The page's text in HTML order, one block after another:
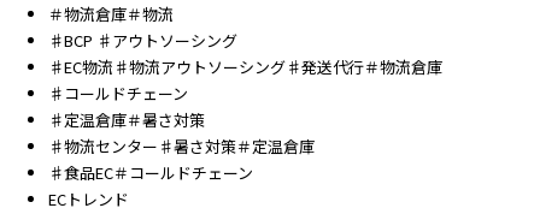
＃物流倉庫＃物流
♯BCP ♯アウトソーシング
♯EC物流♯物流アウトソーシング♯発送代行＃物流倉庫
♯コールドチェーン
♯定温倉庫＃暑さ対策
♯物流センター♯暑さ対策＃定温倉庫
♯食品EC＃コールドチェーン
ECトレンド